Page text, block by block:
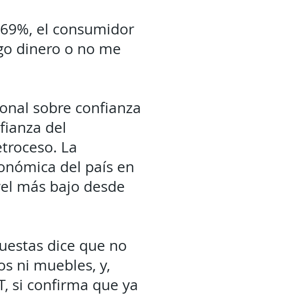
el consumidor
dinero o no me
sobre confianza
del
La
del país en
más bajo desde
dice que no
ni muebles, y,
si confirma que ya